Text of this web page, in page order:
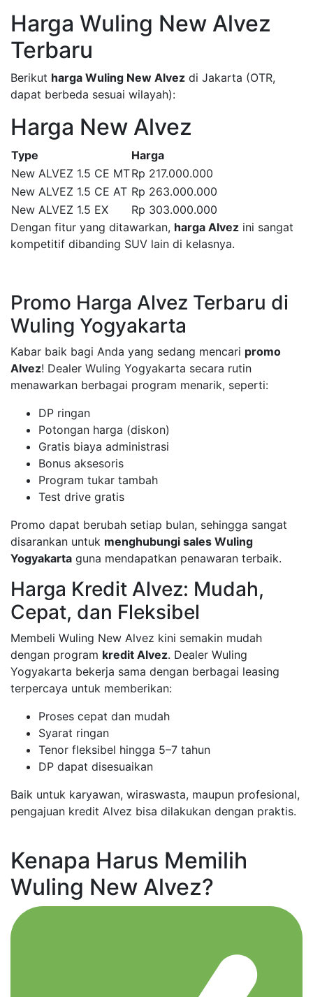
Harga Wuling New Alvez
Terbaru
Berikut harga Wuling New Alvez di Jakarta (OTR,
dapat berbeda sesuai wilayah):
Harga New Alvez
Type
Harga
New ALVEZ 1.5 CE MTRp 217.000.000
New ALVEZ 1.5 CE AT Rp 263.000.000
New ALVEZ 1.5 EX
Rp 303.000.000
Dengan fitur yang ditawarkan, harga Alvez ini sangat
kompetitif dibanding SUV lain di kelasnya.
Promo Harga Alvez Terbaru di
Wuling Yogyakarta
Kabar baik bagi Anda yang sedang mencari promo
Alvez! Dealer Wuling Yogyakarta secara rutin
menawarkan berbagai program menarik, seperti:
DP ringan
Potongan harga (diskon)
Gratis biaya administrasi
Bonus aksesoris
Program tukar tambah
Test drive gratis
Promo dapat berubah setiap bulan, sehingga sangat
disarankan untuk menghubungi sales Wuling
Yogyakarta guna mendapatkan penawaran terbaik.
Harga Kredit Alvez: Mudah,
Cepat, dan Fleksibel
Membeli Wuling New Alvez kini semakin mudah
dengan program kredit Alvez. Dealer Wuling
Yogyakarta bekerja sama dengan berbagai leasing
terpercaya untuk memberikan:
Proses cepat dan mudah
Syarat ringan
Tenor fleksibel hingga 5–7 tahun
DP dapat disesuaikan
Baik untuk karyawan, wiraswasta, maupun profesional,
pengajuan kredit Alvez bisa dilakukan dengan praktis.
Kenapa Harus Memilih
Wuling New Alvez?